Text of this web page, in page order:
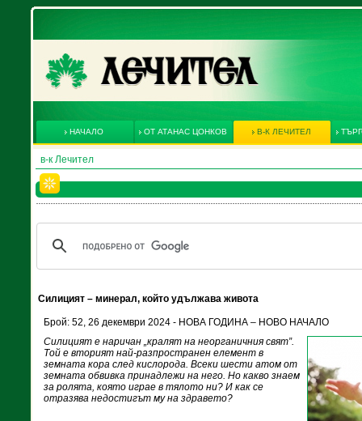
НАЧАЛО ОТ АТАНАС ЦОНКОВ В-К ЛЕЧИТЕЛ
в-к Лечител
Силицият – минерал, който удължава живота
Брой: 52, 26 декември 2024 - НОВА ГОДИНА – НОВО НАЧАЛО
Силицият е наричан „кралят на неорганичния свят”.
Той е вторият най-разпространен елемент в
земната кора след кислорода. Всеки шести атом от
земната обвивка принадлежи на него. Но какво знаем
за ролята, която играе в тялото ни? И как се
отразява недостигът му на здравето?